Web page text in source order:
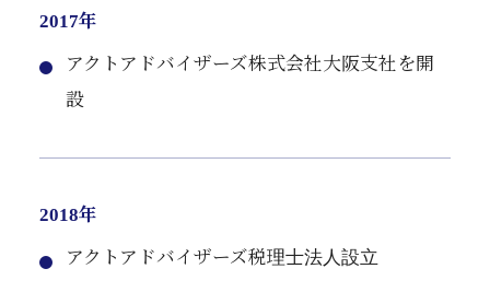
2017年
アクトアドバイザーズ株式会社大阪支社を開
設
2018年
アクトアドバイザーズ税理士法人設立